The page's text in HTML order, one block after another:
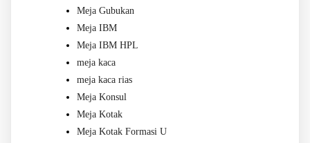
Meja Gubukan
Meja IBM
Meja IBM HPL
meja kaca
meja kaca rias
Meja Konsul
Meja Kotak
Meja Kotak Formasi U